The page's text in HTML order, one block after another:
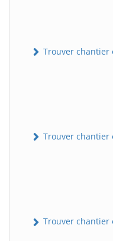
Trouver chantier
Trouver chantier
Trouver